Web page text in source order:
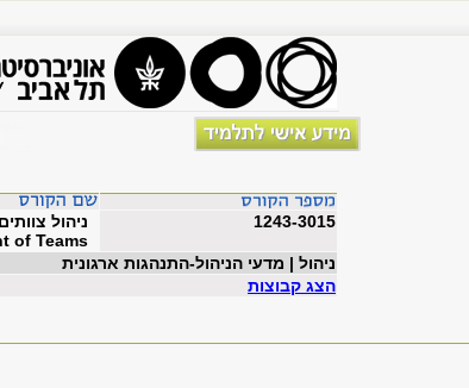
ניהול
of Teams
1243-3015
ניהול | מדעי הניהול-התנהגות ארגונית
הצג קבוצות